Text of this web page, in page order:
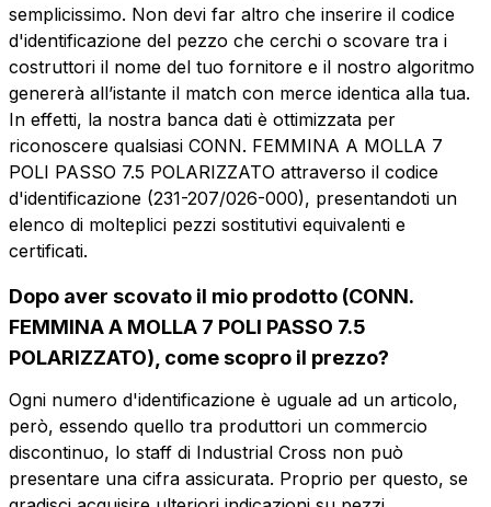
Vuoi ricevere
più informazioni?
Nome
Vuoi ricevere maggiori
informazioni?
Compila il form per richiedere un preventivo
CFP207-7.5
CONN. FEMMINA A MOLLA 7 POLI
PASSO 7.5 POLARIZZATO
semplicissimo. Non devi far altro che inserire il codice
d'identificazione del pezzo che cerchi o scovare tra i
costruttori il nome del tuo fornitore e il nostro algoritmo
genererà all’istante il match con merce identica alla tua.
In effetti, la nostra banca dati è ottimizzata per
riconoscere qualsiasi CONN. FEMMINA A MOLLA 7
POLI PASSO 7.5 POLARIZZATO attraverso il codice
d'identificazione (231-207/026-000), presentandoti un
elenco di molteplici pezzi sostitutivi equivalenti e
certificati.
Dopo aver scovato il mio prodotto (CONN.
FEMMINA A MOLLA 7 POLI PASSO 7.5
POLARIZZATO), come scopro il prezzo?
Ogni numero d'identificazione è uguale ad un articolo,
però, essendo quello tra produttori un commercio
discontinuo, lo staff di Industrial Cross non può
presentare una cifra assicurata. Proprio per questo, se